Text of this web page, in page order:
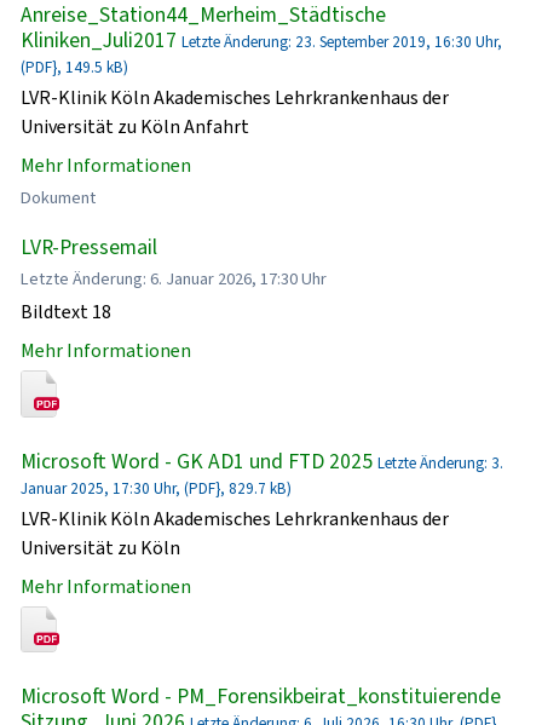
Anreise_Station44_Merheim_Städtische
Kliniken_Juli2017 Letzte Änderung: 23. September 2019, 16:30 Uhr,
(PDF}, 149.5 kB)
LVR-Klinik Köln Akademisches Lehrkrankenhaus der
Universität zu Köln Anfahrt
Mehr Informationen
Dokument
LVR-Pressemail
Letzte Änderung: 6. Januar 2026, 17:30 Uhr
Bildtext 18
Mehr Informationen
Microsoft Word - GK AD1 und FTD 2025 Letzte Änderung: 3.
Januar 2025, 17:30 Uhr, (PDF}, 829.7 kB)
LVR-Klinik Köln Akademisches Lehrkrankenhaus der
Universität zu Köln
Mehr Informationen
Microsoft Word - PM_Forensikbeirat_konstituierende